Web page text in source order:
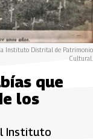
Instituto Distrital de Patrimonio
Cultural.
que
los
Instituto